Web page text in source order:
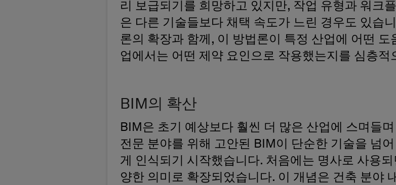
리 보급되기를 희망하고 있지만, 작업 유형과 워크
은 다른 기술들보다 채택 속도가 느린 경우도 있습
론의 확장과 함께, 이 방법론이 특정 산업에 어떤
업에서는 어떤 제약 요인으로 작용했는지를 심층적
BIM의 확산
BIM은 초기 예상보다 훨씬 더 많은 산업에 스며들
전문 분야를 위해 고안된 BIM이 단순한 기술을 넘
게 인식되기 시작했습니다. 처음에는 명사로 사용
양한 의미로 확장되었습니다. 이 개념은 건축 분야